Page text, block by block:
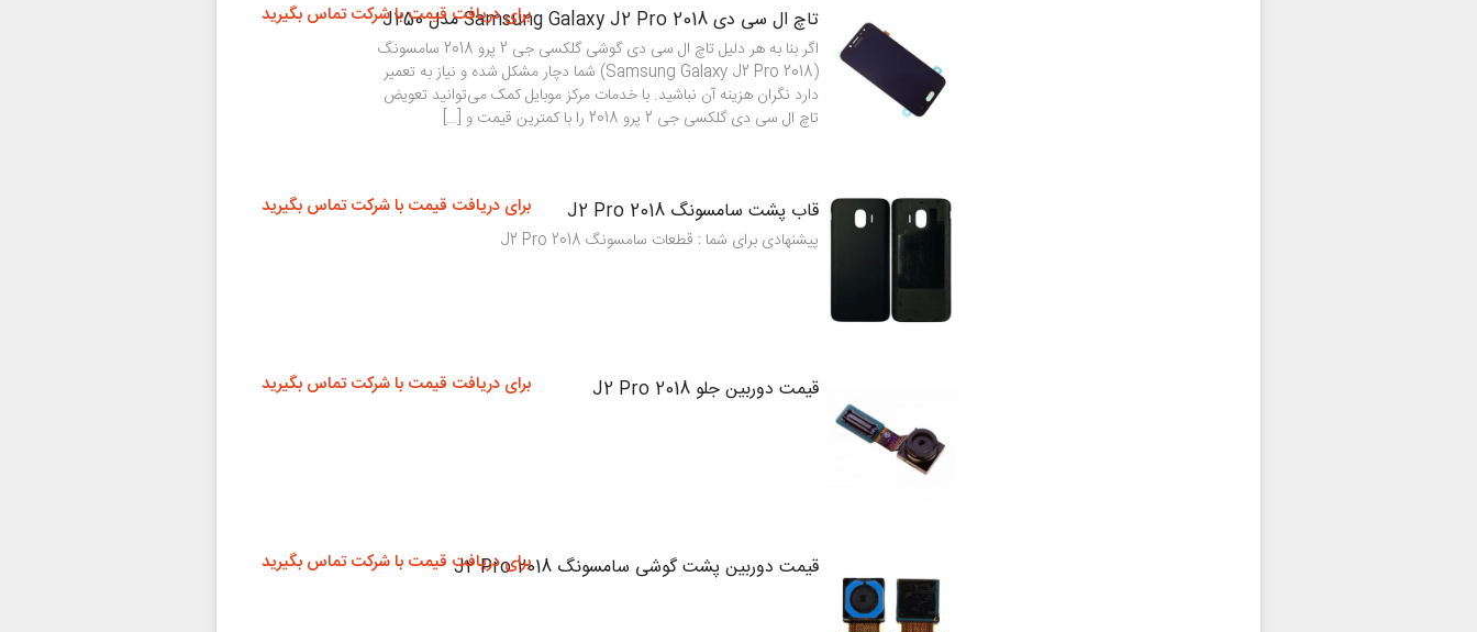
تاچ ال سی دی Samsung Galaxy J2 Pro 2018 مدل J250
اگر بنا به هر دلیل تاچ ال سی دی گوشی گلکسی جی 2 پرو 2018 سامسونگ
(Samsung Galaxy J2 Pro 2018) شما دچار مشکل شده و نیاز به تعمیر
دارد نگران هزینه آن نباشید. با خدمات مرکز موبایل کمک می‌توانید تعویض
تاچ ال سی دی گلکسی جی 2 پرو 2018 را با کمترین قیمت و […]
برای دریافت قیمت با شرکت تماس بگیرید
قاب پشت سامسونگ J2 Pro 2018
پیشنهادی برای شما : قطعات سامسونگ J2 Pro 2018
برای دریافت قیمت با شرکت تماس بگیرید
قیمت دوربین جلو J2 Pro 2018 برای دریافت قیمت با شرکت تماس بگیرید
قیمت دوربین پشت گوشی سامسونگ J2 Pro 2018 برای دریافت قیمت با شرکت تماس بگیرید